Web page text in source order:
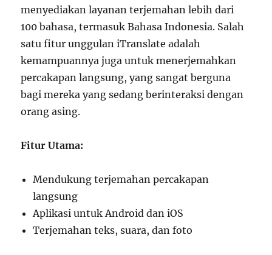
menyediakan layanan terjemahan lebih dari
100 bahasa, termasuk Bahasa Indonesia. Salah
satu fitur unggulan iTranslate adalah
kemampuannya juga untuk menerjemahkan
percakapan langsung, yang sangat berguna
bagi mereka yang sedang berinteraksi dengan
orang asing.
Fitur Utama:
Mendukung terjemahan percakapan
langsung
Aplikasi untuk Android dan iOS
Terjemahan teks, suara, dan foto